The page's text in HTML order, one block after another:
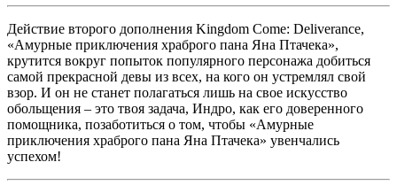
Действие второго дополнения Kingdom Come: Deliverance,
«Амурные приключения храброго пана Яна Птачека»,
крутится вокруг попыток популярного персонажа добиться
самой прекрасной девы из всех, на кого он устремлял свой
взор. И он не станет полагаться лишь на свое искусство
обольщения – это твоя задача, Индро, как его доверенного
помощника, позаботиться о том, чтобы «Амурные
приключения храброго пана Яна Птачека» увенчались
успехом!